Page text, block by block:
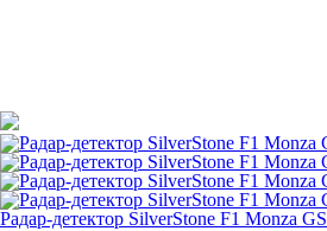
Радар-детектор SilverStone F1 Monza GS